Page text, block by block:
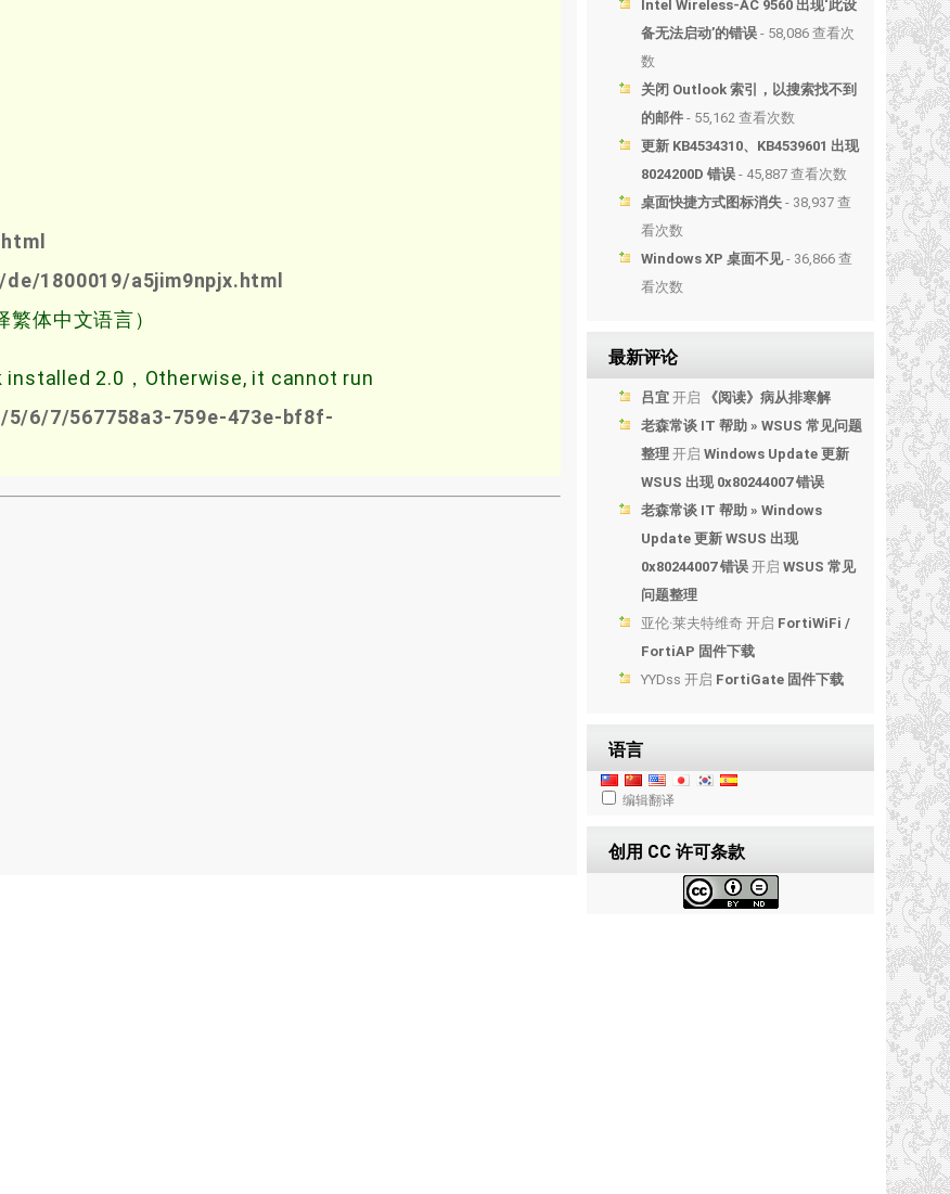
1800019/a5jim9npjx.html
体中文语言）
installed 2.0，Otherwise, it cannot run
6/7/567758a3-759e-473e-bf8f-
Intel Wireless-AC 9560 出现‘此设
备无法启动’的错误 - 58,086 查看次
数
关闭 Outlook 索引，以搜索找不到
的邮件 - 55,162 查看次数
更新 KB4534310、KB4539601 出现
8024200D 错误 - 45,887 查看次数
桌面快捷方式图标消失 - 38,937 查
看次数
Windows XP 桌面不见- 36,866 查
看次数
最新评论
吕宜 开启
《阅读》病从排寒解
老森常谈 IT 帮助 » WSUS 常见问题
整理 开启 Windows Update 更新
WSUS 出现 0x80244007 错误
老森常谈 IT 帮助 » Windows
Update 更新 WSUS 出现
0x80244007 错误 开启 WSUS 常见
问题整理
亚伦·莱夫特维奇 开启 FortiWiFi /
FortiAP 固件下载
YYDss 开启 FortiGate 固件下载
语言
编辑翻译
创用 CC 许可条款